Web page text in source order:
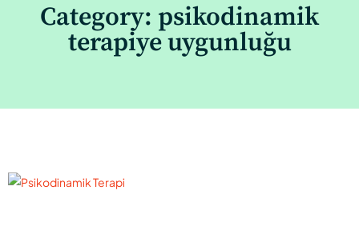
Category: psikodinamik
terapiye uygunluğu